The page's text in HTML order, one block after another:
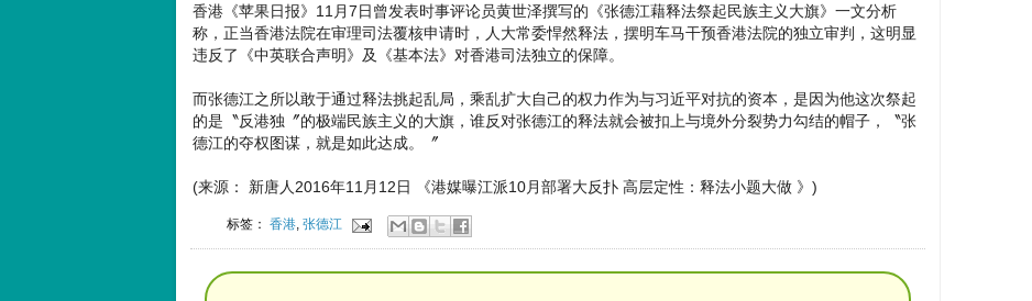
香港《苹果日报》11月7日曾发表时事评论员黄世泽撰写的《张德江藉释法祭起民族主义大旗》一文分析
称，正当香港法院在审理司法覆核申请时，人大常委悍然释法，摆明车马干预香港法院的独立审判，这明显
违反了《中英联合声明》及《基本法》对香港司法独立的保障。
而张德江之所以敢于通过释法挑起乱局，乘乱扩大自己的权力作为与习近平对抗的资本，是因为他这次祭起
的是〝反港独〞的极端民族主义的大旗，谁反对张德江的释法就会被扣上与境外分裂势力勾结的帽子，〝张
德江的夺权图谋，就是如此达成。〞
(来源： 新唐人2016年11月12日 《港媒曝江派10月部署大反扑 高层定性：释法小题大做 》)
标签：香港 ,张德江